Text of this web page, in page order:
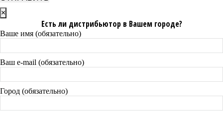
×
Есть ли дистрибьютор в Вашем городе?
Ваше имя (обязательно)
Ваш e-mail (обязательно)
Город (обязательно)